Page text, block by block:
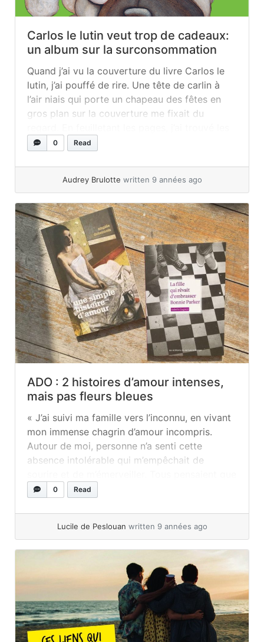
Carlos le lutin veut trop de cadeaux:
un album sur la surconsommation
Quand j’ai vu la couverture du livre Carlos le
lutin, j’ai pouffé de rire. Une tête de carlin à
l’air niais qui porte un chapeau des fêtes en
gros plan sur la couverture me fixait du
images vraiment très drôles et Carlos a su me
0 Read
Audrey Brulotte written 9 années ago
ADO : 2 histoires d’amour intenses,
mais pas fleurs bleues
« J’ai suivi ma famille vers l’inconnu, en vivant
mon immense chagrin d’amour incompris.
Autour de moi, personne n’a senti cette
absence intolérable qui m’empêchait de
le temps et les découvertes à venir allaient
comme une voyageuse solitaire. Je suis
devenue une... »read more
0 Read
Lucile de Peslouan written 9 années ago